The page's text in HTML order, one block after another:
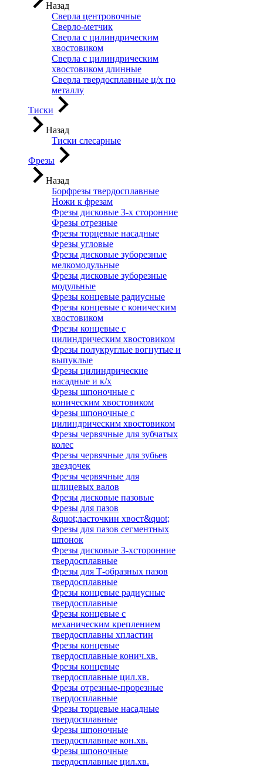
Назад
Сверла центровочные
Сверло-метчик
Сверла с цилиндрическим
хвостовиком
Сверла с цилиндрическим
хвостовиком длинные
Сверла твердосплавные ц/х по
металлу
Тиски
Назад
Тиски слесарные
Фрезы
Назад
Борфрезы твердосплавные
Ножи к фрезам
Фрезы дисковые 3-х сторонние
Фрезы отрезные
Фрезы торцевые насадные
Фрезы угловые
Фрезы дисковые зуборезные
мелкомодульные
Фрезы дисковые зуборезные
модульные
Фрезы концевые радиусные
Фрезы концевые с коническим
хвостовиком
Фрезы концевые с
цилиндрическим хвостовиком
Фрезы полукруглые вогнутые и
выпуклые
Фрезы цилиндрические
насадные и к/х
Фрезы шпоночные с
коническим хвостовиком
Фрезы шпоночные с
цилиндрическим хвостовиком
Фрезы червячные для зубчатых
колес
Фрезы червячные для зубьев
звездочек
Фрезы червячные для
шлицевых валов
Фрезы дисковые пазовые
Фрезы для пазов
&quot;ласточкин хвост&quot;
Фрезы для пазов сегментных
шпонок
Фрезы дисковые 3-хсторонние
твердосплавные
Фрезы для Т-образных пазов
твердосплавные
Фрезы концевые радиусные
твердосплавные
Фрезы концевые с
механическим креплением
твердосплавны хпластин
Фрезы концевые
твердосплавные конич.хв.
Фрезы концевые
твердосплавные цил.хв.
Фрезы отрезные-прорезные
твердосплавные
Фрезы торцевые насадные
твердосплавные
Фрезы шпоночные
твердосплавные кон.хв.
Фрезы шпоночные
твердосплавные цил.хв.